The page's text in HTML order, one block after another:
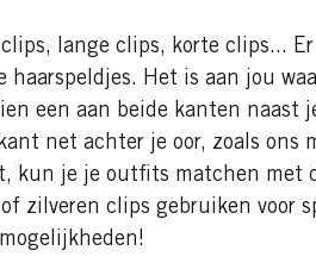
lange clips, korte clips...
haarspeldjes. Het is aan jou
een aan beide kanten naast
net achter je oor, zoals ons
kun je je outfits matchen met
zilveren clips gebruiken voor